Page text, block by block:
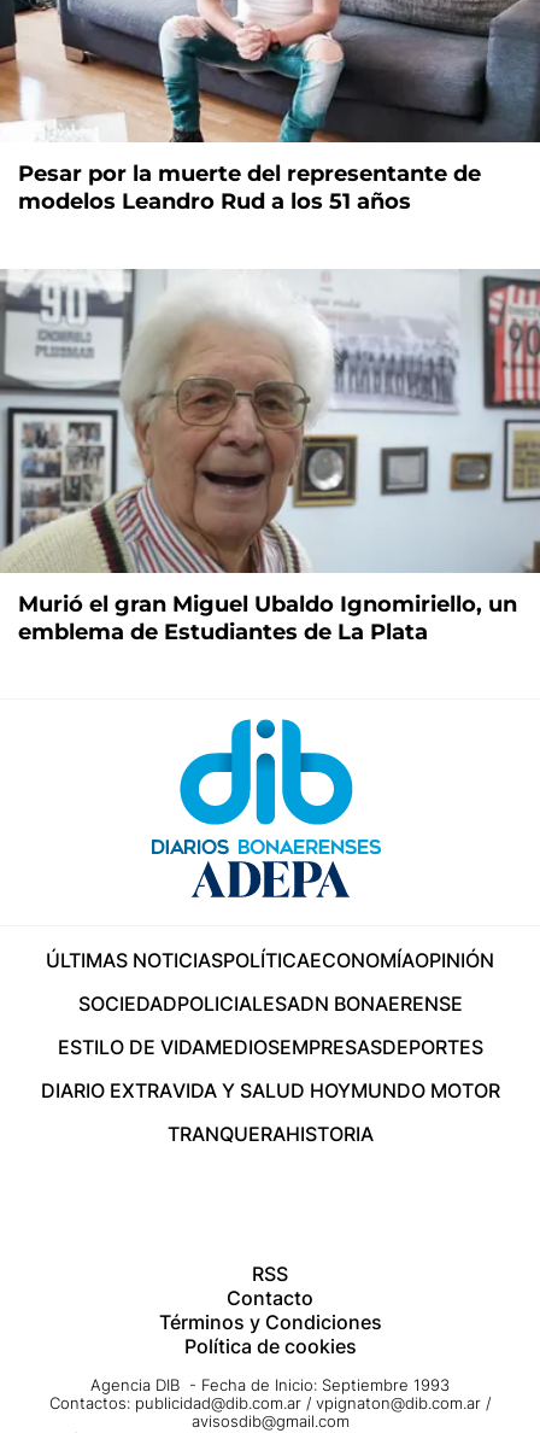
Pesar por la muerte del representante de
modelos Leandro Rud a los 51 años
Murió el gran Miguel Ubaldo Ignomiriello, un
emblema de Estudiantes de La Plata
ÚLTIMAS NOTICIASPOLÍTICAECONOMÍAOPINIÓN
SOCIEDADPOLICIALESADN BONAERENSE
ESTILO DE VIDAMEDIOSEMPRESASDEPORTES
DIARIO EXTRAVIDA Y SALUD HOYMUNDO MOTOR
TRANQUERAHISTORIA
RSS
Contacto
Términos y Condiciones
Política de cookies
Agencia DIB - Fecha de Inicio: Septiembre 1993
Contactos: publicidad@dib.com.ar / vpignaton@dib.com.ar /
avisosdib@gmail.com